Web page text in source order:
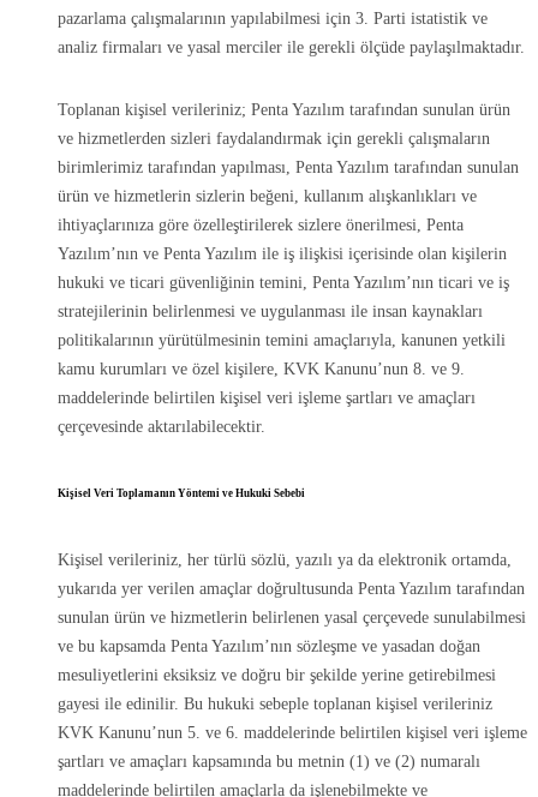
pazarlama çalışmalarının yapılabilmesi için 3. Parti istatistik ve
analiz firmaları ve yasal merciler ile gerekli ölçüde paylaşılmaktadır.
Toplanan kişisel verileriniz; Penta Yazılım tarafından sunulan ürün
ve hizmetlerden sizleri faydalandırmak için gerekli çalışmaların
birimlerimiz tarafından yapılması, Penta Yazılım tarafından sunulan
ürün ve hizmetlerin sizlerin beğeni, kullanım alışkanlıkları ve
ihtiyaçlarınıza göre özelleştirilerek sizlere önerilmesi, Penta
Yazılım’nın ve Penta Yazılım ile iş ilişkisi içerisinde olan kişilerin
hukuki ve ticari güvenliğinin temini, Penta Yazılım’nın ticari ve iş
stratejilerinin belirlenmesi ve uygulanması ile insan kaynakları
politikalarının yürütülmesinin temini amaçlarıyla, kanunen yetkili
kamu kurumları ve özel kişilere, KVK Kanunu’nun 8. ve 9.
maddelerinde belirtilen kişisel veri işleme şartları ve amaçları
çerçevesinde aktarılabilecektir.
Kişisel Veri Toplamanın Yöntemi ve Hukuki Sebebi
Kişisel verileriniz, her türlü sözlü, yazılı ya da elektronik ortamda,
yukarıda yer verilen amaçlar doğrultusunda Penta Yazılım tarafından
sunulan ürün ve hizmetlerin belirlenen yasal çerçevede sunulabilmesi
ve bu kapsamda Penta Yazılım’nın sözleşme ve yasadan doğan
mesuliyetlerini eksiksiz ve doğru bir şekilde yerine getirebilmesi
gayesi ile edinilir. Bu hukuki sebeple toplanan kişisel verileriniz
KVK Kanunu’nun 5. ve 6. maddelerinde belirtilen kişisel veri işleme
şartları ve amaçları kapsamında bu metnin (1) ve (2) numaralı
maddelerinde belirtilen amaçlarla da işlenebilmekte ve